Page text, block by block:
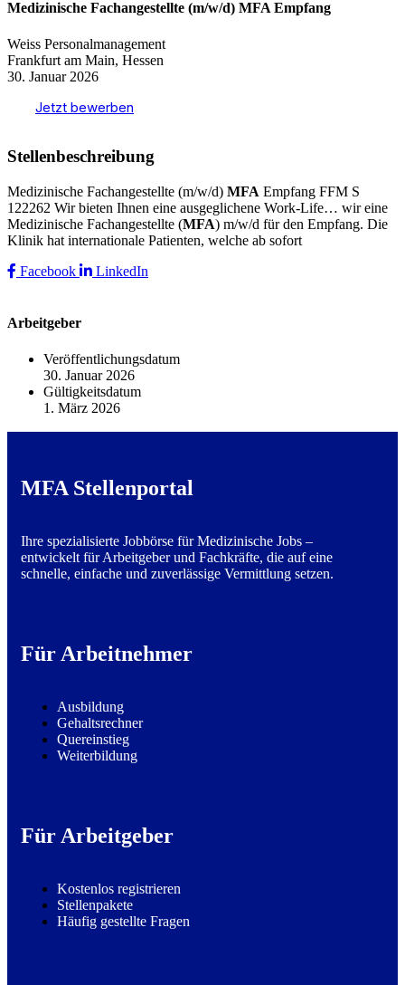
Medizinische Fachangestellte (m/w/d) MFA Empfang
Weiss Personalmanagement
Frankfurt am Main, Hessen
30. Januar 2026
Jetzt bewerben
Stellenbeschreibung
Medizinische Fachangestellte (m/w/d) MFA Empfang FFM S
122262 Wir bieten Ihnen eine ausgeglichene Work-Life… wir eine
Medizinische Fachangestellte (MFA) m/w/d für den Empfang. Die
Klinik hat internationale Patienten, welche ab sofort
Facebook
LinkedIn
Arbeitgeber
Veröffentlichungsdatum
30. Januar 2026
Gültigkeitsdatum
1. März 2026
MFA Stellenportal
Ihre spezialisierte Jobbörse für Medizinische Jobs –
entwickelt für Arbeitgeber und Fachkräfte, die auf eine
schnelle, einfache und zuverlässige Vermittlung setzen.
Für Arbeitnehmer
Ausbildung
Gehaltsrechner
Quereinstieg
Weiterbildung
Für Arbeitgeber
Kostenlos registrieren
Stellenpakete
Häufig gestellte Fragen